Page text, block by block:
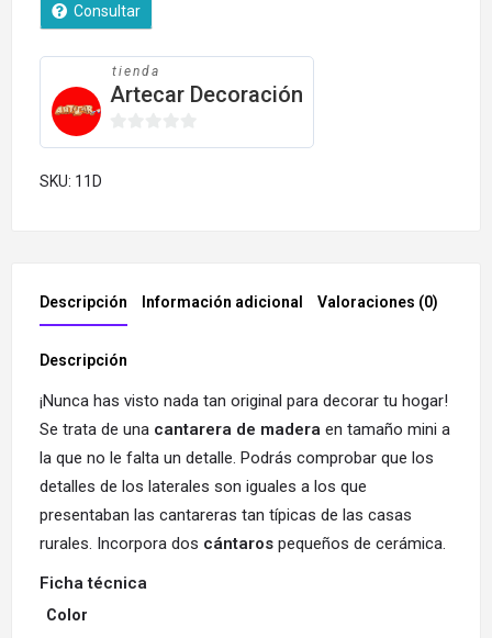
Consultar
tienda
Artecar Decoración
0
SKU: 11D
Descripción Información adicional Valoraciones (0)
Descripción
¡Nunca has visto nada tan original para decorar tu hogar!
Se trata de una cantarera de madera en tamaño mini a
la que no le falta un detalle. Podrás comprobar que los
detalles de los laterales son iguales a los que
presentaban las cantareras tan típicas de las casas
rurales. Incorpora dos cántaros pequeños de cerámica.
Ficha técnica
Color